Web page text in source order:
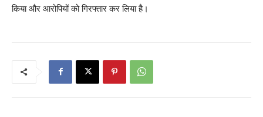
किया और आरोपियों को गिरफ्तार कर लिया है।